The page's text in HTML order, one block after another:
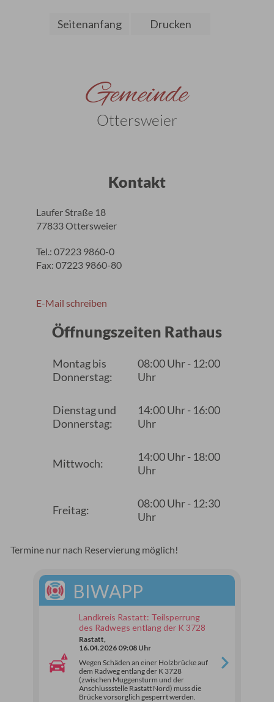
Seitenanfang Drucken
Gemeinde
Ottersweier
Kontakt
Laufer Straße 18
77833 Ottersweier
Tel.: 07223 9860-0
Fax: 07223 9860-80
E-Mail schreiben
Öffnungszeiten Rathaus
Montag bis
Donnerstag:
08:00 Uhr - 12:00
Uhr
Dienstag und
Donnerstag:
14:00 Uhr - 16:00
Uhr
Mittwoch:
14:00 Uhr - 18:00
Uhr
Freitag:
08:00 Uhr - 12:30
Uhr
Termine nur nach Reservierung möglich!
BIWAPP
Landkreis Rastatt: Teilsperrung
des Radwegs entlang der K 3728
Rastatt,
16.04.2026 09:08 Uhr
Wegen Schäden an einer Holzbrücke auf
dem Radweg entlang der K 3728
(zwischen Muggensturm und der
Anschlussstelle Rastatt Nord) muss die
Brücke vorsorglich gesperrt werden.